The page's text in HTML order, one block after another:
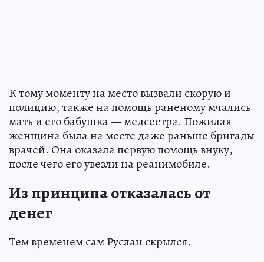
К тому моменту на место вызвали скорую и
полицию, также на помощь раненому мчались
мать и его бабушка — медсестра. Пожилая
женщина была на месте даже раньше бригады
врачей. Она оказала первую помощь внуку,
после чего его увезли на реанимобиле.
Из принципа отказалась от
денег
Тем временем сам Руслан скрылся.